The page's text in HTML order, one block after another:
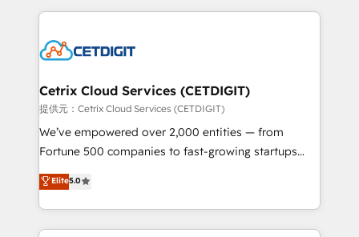
competitive market.
coffee, and we ❤️ dogs. We produce award-winning
Impact Award 🏆2022 Technical Expertise Impact
Award 🏆2020 Elite Solutions Partner 🏆2019
Integrations HubSpot Impact Award 🏆2019
Marketing Enablement HubSpot Impact Award 🏆
2018 Website Design HubSpot Impact Award 🏆2017
Growth-Driven Design Agency of the Year 🏆2016
Sales Enablement HubSpot Impact Award 🏆2015
Cetrix Cloud Services (CETDIGIT)
提供元：Cetrix Cloud Services (CETDIGIT)
We’ve empowered over 2,000 entities — from
Fortune 500 companies to fast-growing startups
and nonprofits — to streamline operations, scale
revenue, and unlock the full potential of HubSpot.
With deep technical and industry expertise, we fuse
automation, integration, and AI innovation to deliver
Elite5.0